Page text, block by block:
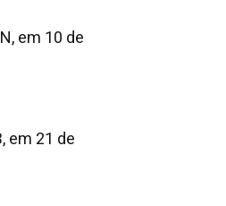
em 10 de
em 21 de